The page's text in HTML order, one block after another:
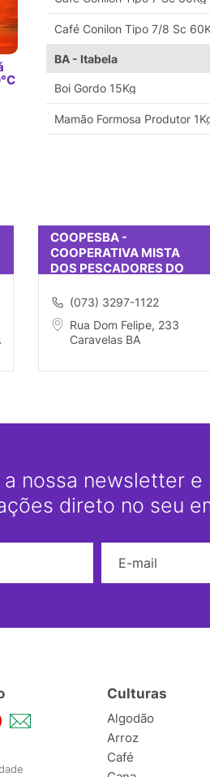
Café Conilon Tipo 7/8 Sc
BA - Itabela
Boi Gordo 15Kg
Mamão Formosa Produtor
COOPESBA -
COOPERATIVA MISTA
DOS PESCADORES DO
RES.(073) 3297-1122
Rua Dom Felipe, 233
Caravelas BA
a nossa newsletter
direto no seu
Culturas
Algodão
Arroz
Café